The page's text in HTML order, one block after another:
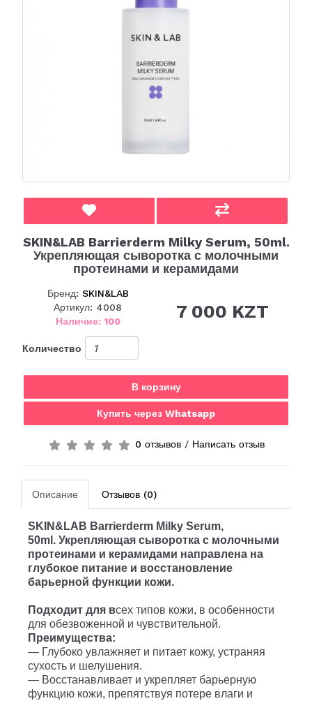
SKIN&LAB Barrierderm Milky Serum, 50ml.
Укрепляющая сыворотка с молочными
протеинами и керамидами
Бренд: SKIN&LAB
Артикул: 4008
Наличие: 100
7 000 KZT
Количество
В корзину
Купить через Whatsapp
0 отзывов/ Написать отзыв
Описание Отзывов (0)
SKIN&LAB Barrierderm Milky Serum,
50ml. Укрепляющая сыворотка с молочными
протеинами и керамидами направлена на
глубокое питание и восстановление
барьерной функции кожи.
Подходит для всех типов кожи, в особенности
для обезвоженной и чувствительной.
Преимущества:
— Глубоко увлажняет и питает кожу, устраняя
сухость и шелушения.
— Восстанавливает и укрепляет барьерную
функцию кожи, препятствуя потере влаги и